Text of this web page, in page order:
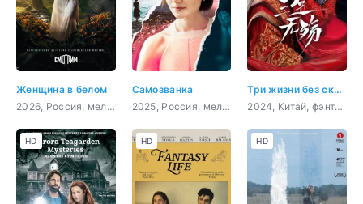
Женщина в белом
2026, Россия, мелодрама, детектив
Самозванка
2025, Россия, мелодрама
Три жизни без скорби
2024, Китай, фэнтези, мелодрама, драма, боевик
HD HD HD